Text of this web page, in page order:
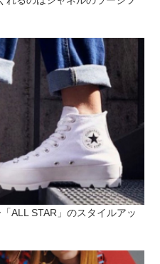
ALL STAR」のスタイルアッ